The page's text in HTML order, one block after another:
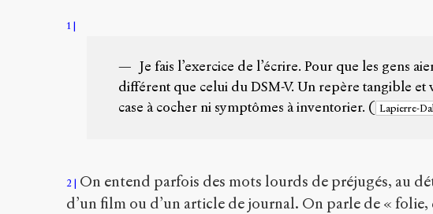
1
Je fais l’exercice de l’écrire. Pour que les gens
différent que celui du DSM-V. Un repère tangible et
case à cocher ni symptômes à inventorier. ( Lapierre-
2
On entend parfois des mots lourds de préjugés, au
d’un film ou d’un article de journal. On parle de « folie,